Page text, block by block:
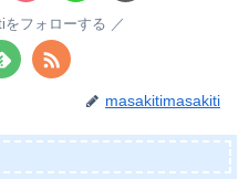
フォローする
masakitimasakiti